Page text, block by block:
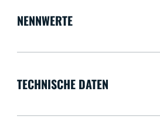
NENNWERTE
TECHNISCHE DATEN